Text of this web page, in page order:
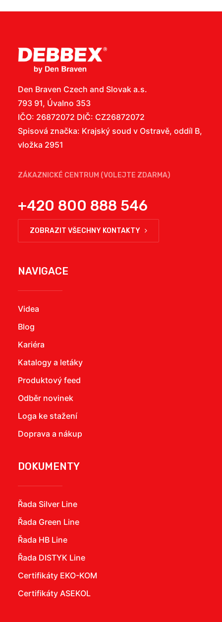
Den Braven Czech and Slovak a.s.
793 91, Úvalno 353
IČO: 26872072 DIČ: CZ26872072
Spisová značka: Krajský soud v Ostravě, oddíl B,
vložka 2951
ZÁKAZNICKÉ CENTRUM (VOLEJTE ZDARMA)
+420 800 888 546
ZOBRAZIT VŠECHNY KONTAKTY
NAVIGACE
Videa
Blog
Kariéra
Katalogy a letáky
Produktový feed
Odběr novinek
Loga ke stažení
Doprava a nákup
DOKUMENTY
Řada Silver Line
Řada Green Line
Řada HB Line
Řada DISTYK Line
Certifikáty EKO-KOM
Certifikáty ASEKOL